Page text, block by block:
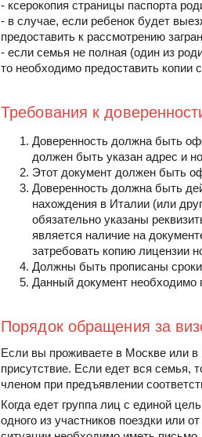
- ксерокопия страницы паспорта
- в случае, если ребенок будет
предоставить к рассмотрению
- если семья не полная (один из
то необходимо предоставить
Требования к
Доверенность должна быть
должен быть указан адрес и
Этот документ должен быть
Доверенность должна быть
нахождения в Италии (или
обязательно указаны
является наличие на
затребовать копию лицензии
Должны быть прописаны
Данный документ необходимо
Порядок обращения за
Если вы проживаете в Москве или в
присутствие. Если едет вся семья,
членом при предъявлении
Когда едет группа лиц с единой
одного из участников поездки или